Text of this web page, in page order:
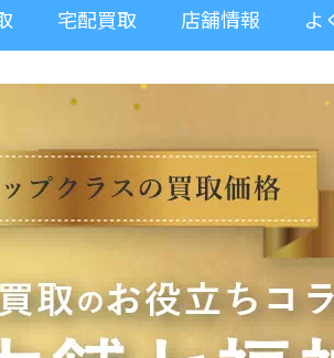
宅配買取 店舗情報 よ